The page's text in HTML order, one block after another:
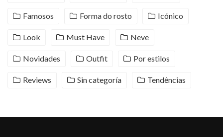
Famosos Forma do rosto Icónico
Look Must Have Neve
Novidades Outfit Por estilos
Reviews Sin categoría Tendências